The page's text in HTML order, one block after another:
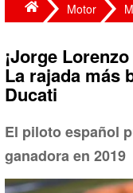
Motor
¡Jorge
La rajada más
Ducati
El piloto español
ganadora en 2019